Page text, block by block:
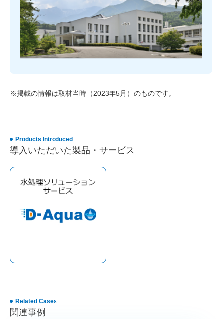
※掲載の情報は取材当時（2023年5月）のものです。
Products Introduced
導入いただいた製品・サービス
Related Cases
関連事例